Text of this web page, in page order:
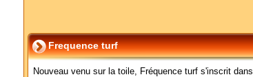
Frequence turf
Nouveau venu sur la toile, Fréquence turf s'inscrit dans